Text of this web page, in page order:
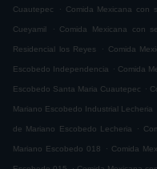
Cuautepec . Comida Mexicana con
Cueyamil . Comida Mexicana con
Residencial los Reyes . Comida
Escobedo Independencia . Comida
Escobedo Santa Maria Cuautepec .
Mariano Escobedo Industrial Lecheria
de Mariano Escobedo Lecheria .
Mariano Escobedo 018 . Comida
.